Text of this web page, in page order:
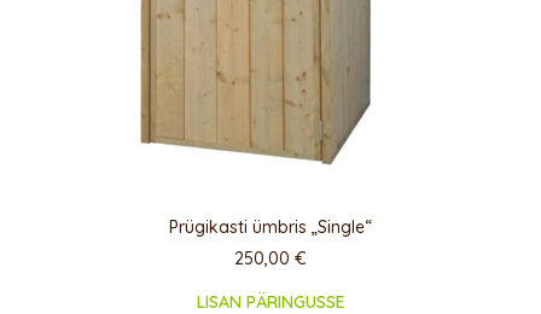
Prügikasti ümbris „Single“
250,00 €
LISAN PÄRINGUSSE